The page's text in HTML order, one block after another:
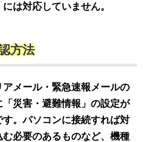
は対応していません。
方法
メール・緊急速報メールの
災害・避難情報」の設定が
。パソコンに接続すれば対
必要のあるものなど、機種